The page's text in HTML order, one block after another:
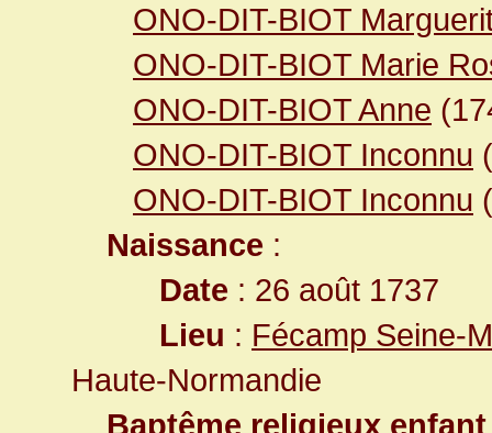
ONO-DIT-BIOT
ONO-DIT-BIOT Marie
ONO-DIT-BIOT Anne
ONO-DIT-BIOT Inconnu
ONO-DIT-BIOT Inconnu
Naissance :
Date : 26 août 1737
Lieu : Fécamp Seine-
Haute-Normandie
Baptême religieux enfant